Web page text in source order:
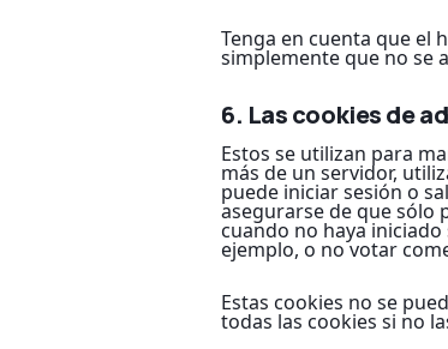
Tenga en cuenta que el
simplemente que no se
6. Las cookies de
Estos se utilizan para
más de un servidor,
puede iniciar sesión o
asegurarse de que sólo
cuando no haya
ejemplo, o no votar
Estas cookies no se
todas las cookies si no